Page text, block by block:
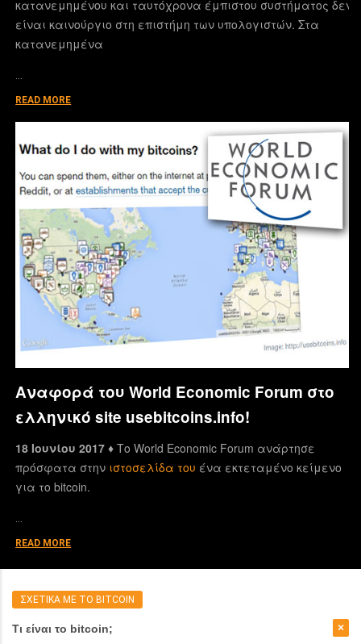
κατανεμημένου και ταυτόχρονα έμπιστου συστήματος δεν
είναι καινούργιο στη επιστήμη των υπολογιστών. Στα
κατανεμημένα
READ MORE
Αναφορά του World Economic Forum στο
ελληνικό site usebitcoins.info!
18 Ιουνίου 2017 ♦Το World Economic Forum ανάρτησε
πρόσφατα στην ιστοσελίδα του ένα εκτεταμένο κείμενο
για το bitcoin.
READ MORE
ΣΧΕΤΙΚΑ ΜΕ ΤΟ BITCOIN
Τι είναι το bitcoin;